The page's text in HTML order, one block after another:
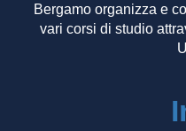
Bergamo organizza e
vari corsi di studio